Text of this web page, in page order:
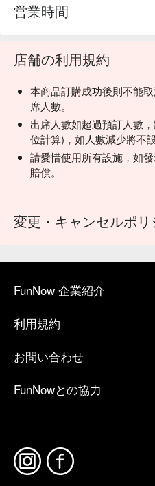
営業時間
店舗の利用規約
本商品訂購成功後則不能
席人數。
出席人數如超過預訂人數
位計算)，如人數減少將不設
請愛惜使用所有設施，如
賠償。
変更・キャンセルポリ
FunNow 企業紹介
利用規約
お問い合わせ
FunNowとの協力